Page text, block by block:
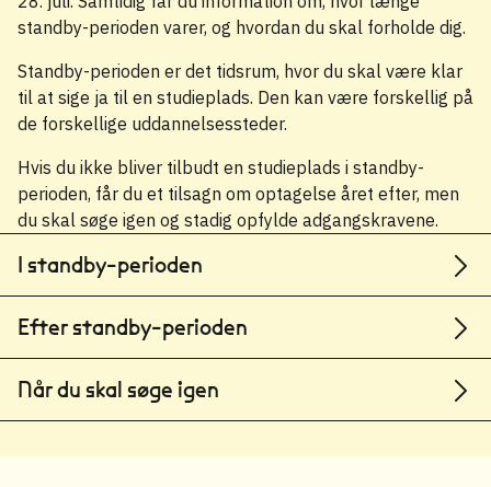
standby-perioden varer, og hvordan du skal forholde dig.
Standby-perioden er det tidsrum, hvor du skal være klar
til at sige ja til en studieplads. Den kan være forskellig på
de forskellige uddannelsessteder.
Hvis du ikke bliver tilbudt en studieplads i standby-
perioden, får du et tilsagn om optagelse året efter, men
du skal søge igen og stadig opfylde adgangskravene.
I standby-perioden
Efter standby-perioden
Når du skal søge igen